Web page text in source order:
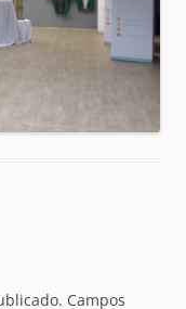
Campos